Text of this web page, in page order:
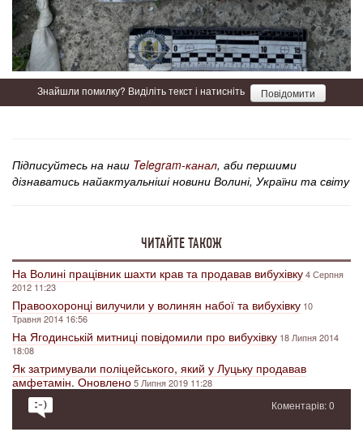
Знайшли помилку? Виділіть текст і натисніть Повідомити
Підписуйтесь на наш Telegram-канал, аби першими
дізнаватись найактуальніші новини Волині, України та світу
ЧИТАЙТЕ ТАКОЖ
На Волині працівник шахти крав та продавав вибухівку4 Серпня
2012 11:23
Правоохоронці вилучили у волинян набої та вибухівку 10
Травня 2014 16:56
На Ягодинській митниці повідомили про вибухівку 18 Липня 2014
18:08
Як затримували поліцейського, який у Луцьку продавав
амфетамін. Оновлено5 Липня 2019 11:28
Коментарів: 0